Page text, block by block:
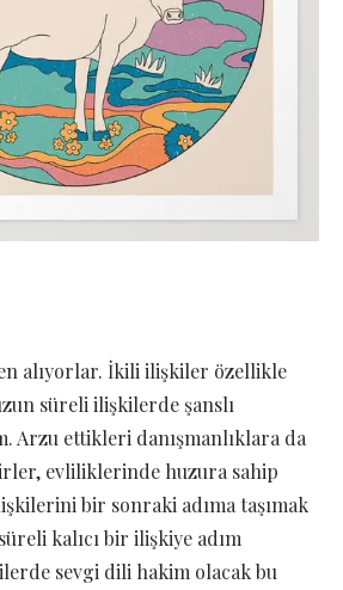
alıyorlar. İkili ilişkiler özellikle
süreli ilişkilerde şanslı
Arzu ettikleri danışmanlıklara da
evliliklerinde huzura sahip
bir sonraki adıma taşımak
kalıcı bir ilişkiye adım
sevgi dili hakim olacak bu